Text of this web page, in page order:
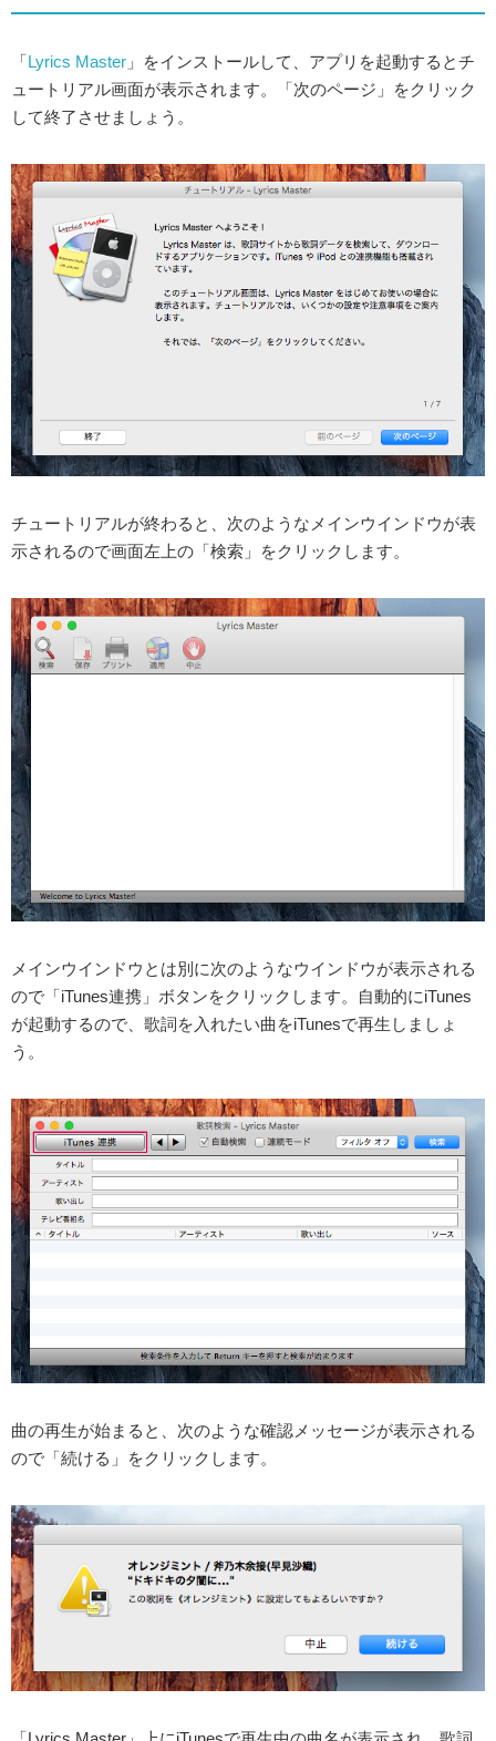
「Lyrics Master 」をインストールして、アプリを起動するとチ
ュートリアル画面が表示されます。「次のページ」をクリック
して終了させましょう。
チュートリアルが終わると、次のようなメインウインドウが表
示されるので画面左上の「検索」をクリックします。
メインウインドウとは別に次のようなウインドウが表示される
ので「iTunes連携」ボタンをクリックします。自動的にiTunes
が起動するので、歌詞を入れたい曲をiTunesで再生しましょ
う。
曲の再生が始まると、次のような確認メッセージが表示される
ので「続ける」をクリックします。